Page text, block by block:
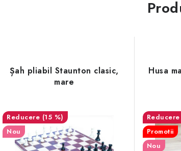
Șah pliabil Staunton clasic,
mare
(15 %)
Nou
Husa
Promotii
Nou